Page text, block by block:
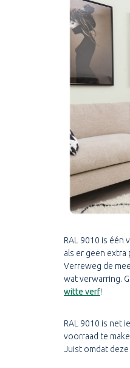
RAL 9010 is één
als er geen
Verreweg de
wat verwarring.
witte verf!
RAL 9010 is net
voorraad te
Juist omdat